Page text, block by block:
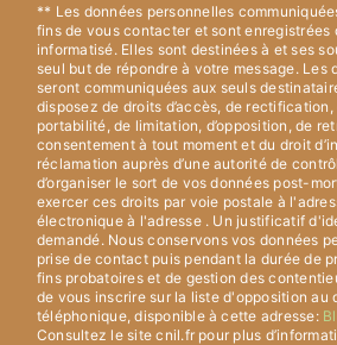
** Les données personnelles
fins de vous contacter et sont enregistrées
informatisé. Elles sont destinées à et ses
seul but de répondre à votre message. Les
seront communiquées aux seuls
disposez de droits d’accès, de rectification,
portabilité, de limitation, d’opposition, de
consentement à tout moment et du droit
réclamation auprès d’une autorité de
d’organiser le sort de vos données post-
exercer ces droits par voie postale à
électronique à l'adresse . Un justificatif
demandé. Nous conservons vos données
prise de contact puis pendant la durée de
fins probatoires et de gestion des
de vous inscrire sur la liste d'opposition au
téléphonique, disponible à cette adresse:
Consultez le site cnil.fr pour plus